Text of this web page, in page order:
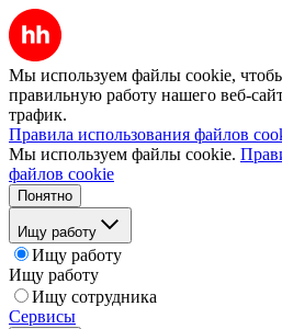
Мы используем файлы cookie,
правильную работу нашего веб-
трафик.
Правила использования файлов
Мы используем файлы cookie.
файлов cookie
Понятно
Ищу работу
Ищу работу
Ищу работу
Ищу сотрудника
Сервисы